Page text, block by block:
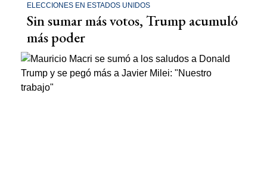
ELECCIONES EN ESTADOS UNIDOS
Sin sumar más votos, Trump acumuló
más poder